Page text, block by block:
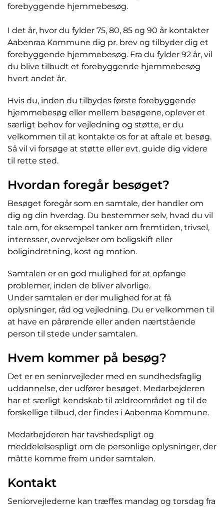
forebyggende hjemmebesøg.
I det år, hvor du fylder 75, 80, 85 og 90 år kontakter
Aabenraa Kommune dig pr. brev og tilbyder dig et
forebyggende hjemmebesøg. Fra du fylder 92 år, vil
du blive tilbudt et forebyggende hjemmebesøg
hvert andet år.
Hvis du, inden du tilbydes første forebyggende
hjemmebesøg eller mellem besøgene, oplever et
særligt behov for vejledning og støtte, er du
velkommen til at kontakte os for at aftale et besøg.
Så vil vi forsøge at støtte eller evt. guide dig videre
til rette sted.
Hvordan foregår besøget?
Besøget foregår som en samtale, der handler om
dig og din hverdag. Du bestemmer selv, hvad du vil
tale om, for eksempel tanker om fremtiden, trivsel,
interesser, overvejelser om boligskift eller
boligindretning, kost og motion.
Samtalen er en god mulighed for at opfange
problemer, inden de bliver alvorlige.
Under samtalen er der mulighed for at få
oplysninger, råd og vejledning. Du er velkommen til
at have en pårørende eller anden nærtstående
person til stede under samtalen.
Hvem kommer på besøg?
Det er en seniorvejleder med en sundhedsfaglig
uddannelse, der udfører besøget. Medarbejderen
har et særligt kendskab til ældreområdet og til de
forskellige tilbud, der findes i Aabenraa Kommune.
Medarbejderen har tavshedspligt og
meddelelsespligt om de personlige oplysninger, der
måtte komme frem under samtalen.
Kontakt
Seniorvejlederne kan træffes mandag og torsdag fra